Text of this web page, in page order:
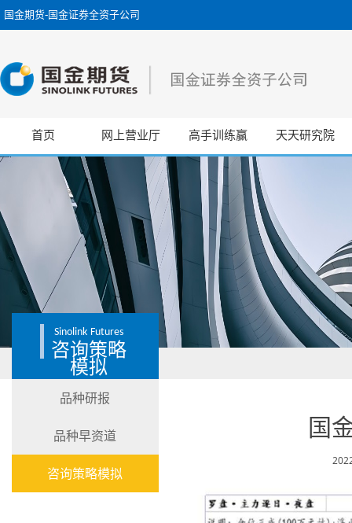
国金期货-国金证券全资子公司
首页 网上营业厅 高手训练赢 天天研究院
Sinolink Futures
咨询策略
模拟
品种研报
品种早资道
咨询策略模拟
国